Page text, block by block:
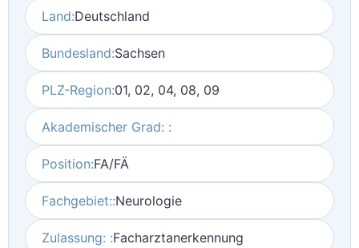
Land:Deutschland
Bundesland:Sachsen
PLZ-Region:01, 02, 04, 08, 09
Akademischer Grad: :
Position:FA/FÄ
Fachgebiet::Neurologie
Zulassung: :Facharztanerkennung